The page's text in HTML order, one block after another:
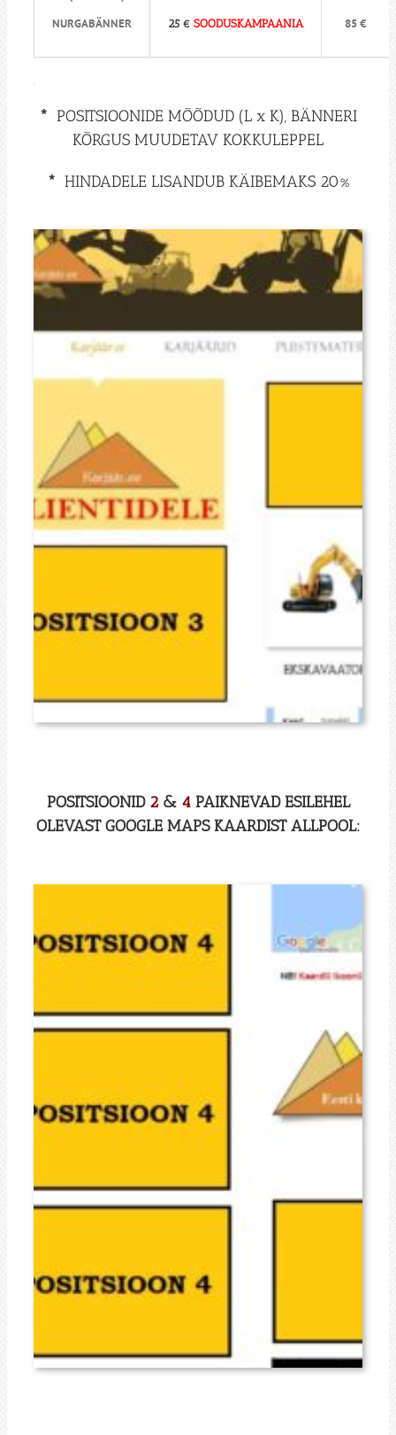
NURGABÄNNER
25 € SOODUSKAMPAANIA
85 €
* POSITSIOONIDE MÕÕDUD (L x K), BÄNNERI
KÕRGUS MUUDETAV KOKKULEPPEL
* HINDADELE LISANDUB KÄIBEMAKS 20%
.
.
POSITSIOONID 2& 4PAIKNEVAD ESILEHEL
OLEVAST GOOGLE MAPS KAARDIST ALLPOOL:
.